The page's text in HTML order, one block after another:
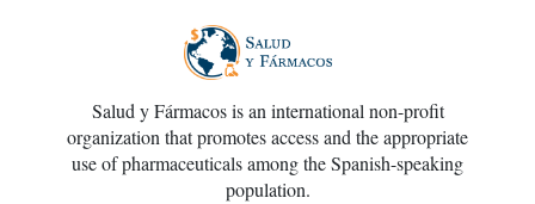
Salud y Fármacos is an international non-profit
organization that promotes access and the appropriate
use of pharmaceuticals among the Spanish-speaking
population.